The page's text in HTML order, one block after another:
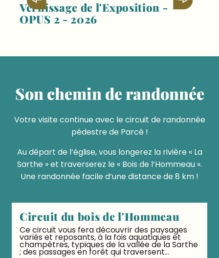
Vernissage de l'Exposition -
OPUS 2 - 2026
Son chemin de randonnée
Votre visite continue avec le circuit de randonnée
pédestre de Parcé !
Au départ de l’église, vous longerez la rivière « La
Sarthe » et traverserez le « Bois de l’Hommeau ».
Une randonnée facile d’une distance de 8 km !
Circuit du bois de l'Hommeau
Ce circuit vous fera découvrir des paysages
variés et reposants, à la fois aquatiques et
champêtres, typiques de la vallée de la Sarthe
; des passages en forêt qui traversent...